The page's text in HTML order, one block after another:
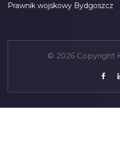
Prawnik wojskowy Bydgoszcz
© 2026 Copyright